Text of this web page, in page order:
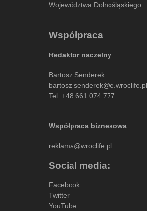
Województwa Dolnośląskiego
Współpraca
Redaktor naczelny
Bartosz Senderek
bartosz.senderek@e.wroclife.pl
Tel: +48 661 074 777
Współpraca biznesowa
reklama@wroclife.pl
Social media:
Facebook
Twitter
YouTube